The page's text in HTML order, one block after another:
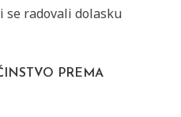
se radovali dolasku
PREMA